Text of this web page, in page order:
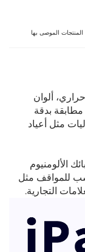
الموصى بها
ألوان
بدقة
مثل أعياد
للمواقف مثل